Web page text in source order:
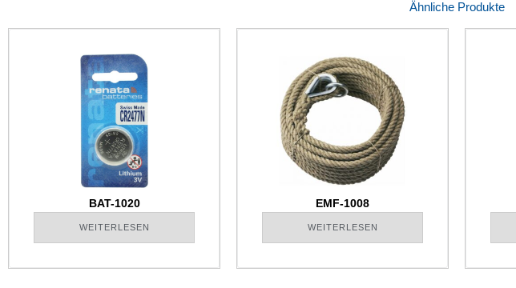
Ähnliche Produkte
BAT-1020
WEITERLESEN
EMF-1008
WEITERLESEN